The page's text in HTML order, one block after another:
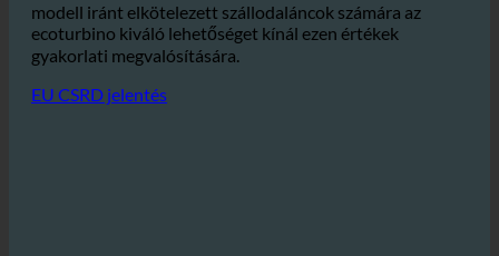
vendégek körében.Különösen a fenntartható üzleti
modell iránt elkötelezett szállodaláncok számára az
ecoturbino kiváló lehetőséget kínál ezen értékek
gyakorlati megvalósítására.